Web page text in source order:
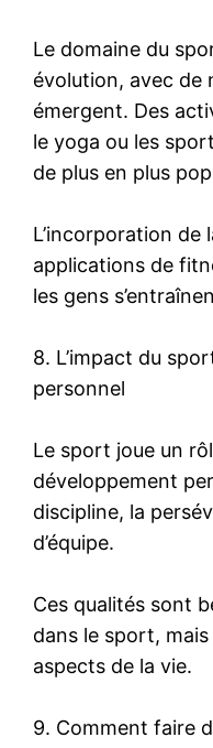
Le domaine du
évolution, avec de
émergent. Des
le yoga ou les
de plus en plus
L’incorporation de
applications de
les gens
8. L’impact du
personnel
Le sport joue un
développement
discipline, la
d’équipe.
Ces qualités sont
dans le sport, mais
aspects de la vie.
9. Comment faire